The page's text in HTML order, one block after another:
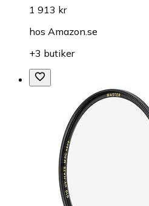
1 913 kr
hos Amazon.se
+3 butiker